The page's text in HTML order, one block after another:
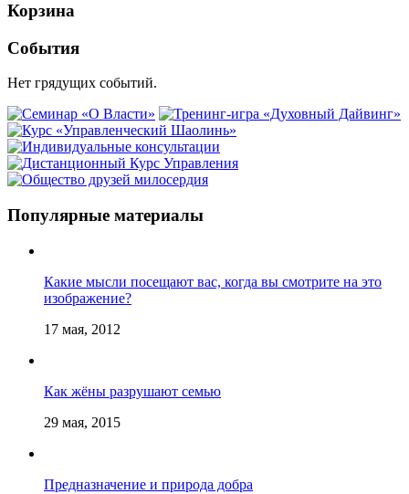
Корзина
События
Нет грядущих событий.
Популярные материалы
Какие мысли посещают вас, когда вы смотрите на это
изображение?
17 мая, 2012
Как жёны разрушают семью
29 мая, 2015
Предназначение и природа добра